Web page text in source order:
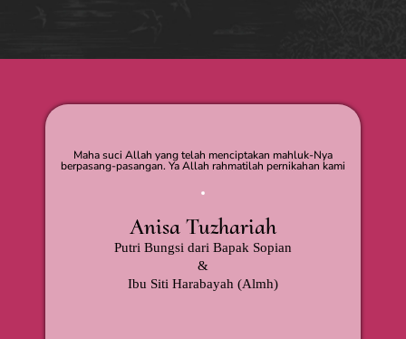
Maha suci Allah yang telah menciptakan mahluk-Nya
berpasang-pasangan. Ya Allah rahmatilah pernikahan kami
Anisa Tuzhariah
Putri Bungsi dari Bapak Sopian
&
Ibu Siti Harabayah (Almh)